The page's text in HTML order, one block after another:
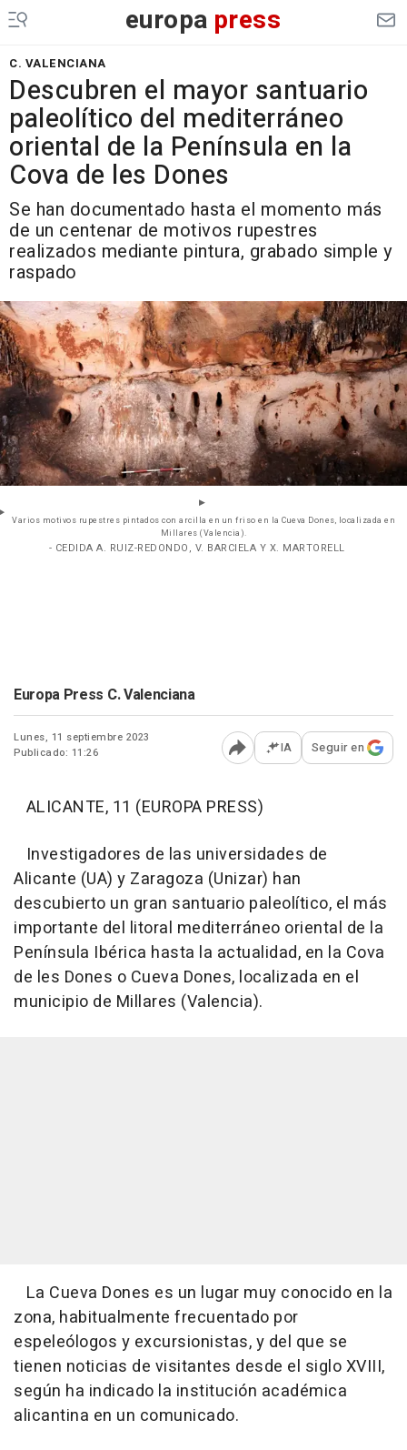
europa press
C. VALENCIANA
Descubren el mayor santuario
paleolítico del mediterráneo
oriental de la Península en la
Cova de les Dones
Se han documentado hasta el momento más
de un centenar de motivos rupestres
realizados mediante pintura, grabado simple y
raspado
Varios motivos rupestres pintados con arcilla en un friso en la Cueva Dones, localizada en
Millares (Valencia).
- CEDIDA A. RUIZ-REDONDO, V. BARCIELA Y X. MARTORELL
Europa Press C. Valenciana
Lunes, 11 septiembre 2023
Publicado: 11:26
Abrir opciones para
IA Seguir en
ALICANTE, 11 (EUROPA PRESS)
Investigadores de las universidades de
Alicante (UA) y Zaragoza (Unizar) han
descubierto un gran santuario paleolítico, el más
importante del litoral mediterráneo oriental de la
Península Ibérica hasta la actualidad, en la Cova
de les Dones o Cueva Dones, localizada en el
municipio de Millares (Valencia).
La Cueva Dones es un lugar muy conocido en la
zona, habitualmente frecuentado por
espeleólogos y excursionistas, y del que se
tienen noticias de visitantes desde el siglo XVIII,
según ha indicado la institución académica
alicantina en un comunicado.